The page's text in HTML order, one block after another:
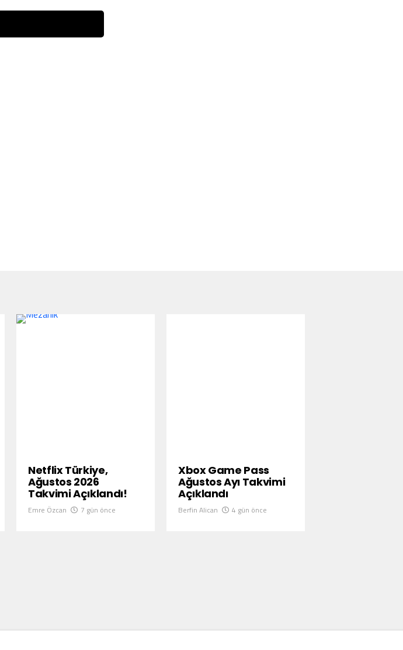
Netflix Türkiye,
Ağustos 2026
Takvimi Açıklandı!
Emre Özcan 7 gün önce
Xbox Game Pass
Ağustos Ayı Takvimi
Açıklandı
Berfin Alican 4 gün önce